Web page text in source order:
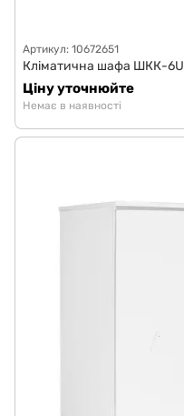
Артикул: 10672651
Кліматична шафа ШКК-6U
Ціну уточнюйте
Немає в наявності